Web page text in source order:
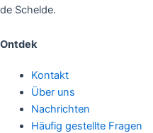
de Schelde.
Ontdek
Kontakt
Über uns
Nachrichten
Häufig gestellte Fragen